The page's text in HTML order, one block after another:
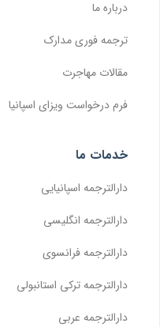
درباره ما
ترجمه فوری مدارک
مقالات مهاجرت
فرم درخواست ویزای اسپانیا
خدمات ما
دارالترجمه اسپانیایی
دارالترجمه انگلیسی
دارالترجمه فرانسوی
دارالترجمه ترکی استانبولی
دارالترجمه عربی